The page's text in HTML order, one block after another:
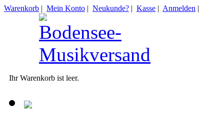
Warenkorb | Mein Konto | Neukunde? | Kasse | Anmelden |
Ihr Warenkorb ist leer.